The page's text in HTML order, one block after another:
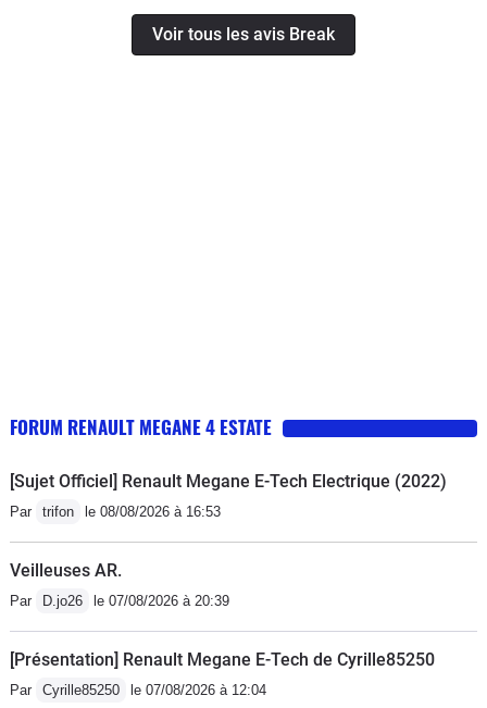
Voir tous les avis Break
FORUM RENAULT MEGANE 4 ESTATE
[Sujet Officiel] Renault Megane E-Tech Electrique (2022)
Par trifon le 08/08/2026 à 16:53
Veilleuses AR.
Par D.jo26 le 07/08/2026 à 20:39
[Présentation] Renault Megane E-Tech de Cyrille85250
Par Cyrille85250 le 07/08/2026 à 12:04